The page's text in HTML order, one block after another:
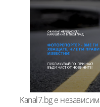
Kanal7.bg е